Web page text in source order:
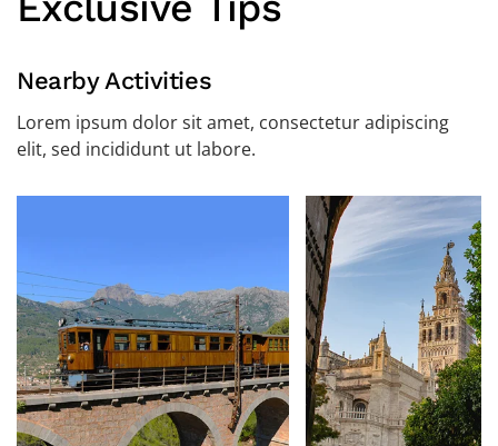
Nearby Activities
Lorem ipsum dolor sit amet, consectetur adipiscing
elit, sed incididunt ut labore.